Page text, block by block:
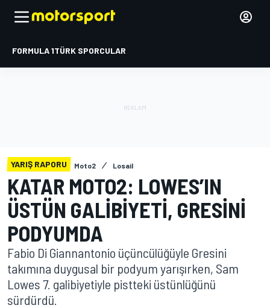
FORMULA 1TÜRK SPORCULAR
YARIŞ RAPORU Moto2 Losail
KATAR MOTO2: LOWES’IN
ÜSTÜN GALIBIYETI, GRESINI
PODYUMDA
Fabio Di Giannantonio üçüncülüğüyle Gresini
takımına duygusal bir podyum yarışırken, Sam
Lowes 7. galibiyetiyle pistteki üstünlüğünü
sürdürdü.